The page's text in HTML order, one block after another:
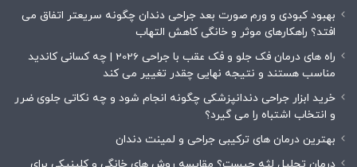
بهبود کبودی و ورم صورت بعد جراحی دندان چگونه سریعتر اتفاق می
افتد؟ راهکارهای موثر و خانگی کاهش التهاب
راه های درمان فک جلو و فک عقب با جراحی 2026 | چه کسانی کاندید
مناسب هستند و نتیجه نهایی چقدر تغییر می کند
خرید ابزار جراحی دندانپزشکی چگونه انجام شود و چه نکاتی جلوی ضرر
و انتخاب اشتباه را می گیرد؟
بهترین درمان های ترکیبی جراحی و لمینت دندان